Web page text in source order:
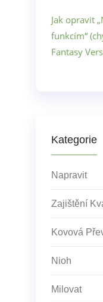
Jak opravit
funkcím“
Fantasy
Kategorie
Napravit
Zajištění
Kovová
Nioh
Milovat